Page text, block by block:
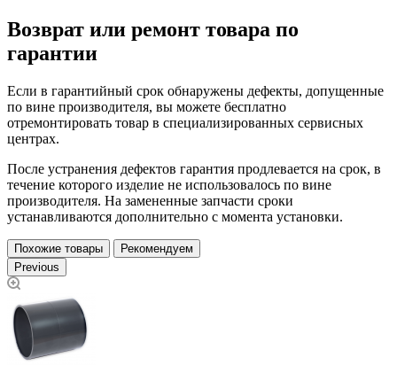
Возврат или ремонт товара по
гарантии
Если в гарантийный срок обнаружены дефекты, допущенные
по вине производителя, вы можете бесплатно
отремонтировать товар в специализированных сервисных
центрах.
После устранения дефектов гарантия продлевается на срок, в
течение которого изделие не использовалось по вине
производителя. На замененные запчасти сроки
устанавливаются дополнительно с момента установки.
Похожие товары
Рекомендуем
Previous